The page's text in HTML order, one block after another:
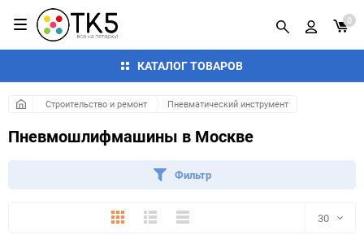
КАТАЛОГ ТОВАРОВ
0
Строительство и ремонт Пневматический инструмент
Пневмошлифмашины в Москве
Фильтр
ПлиткаПодробноКомпактно 30